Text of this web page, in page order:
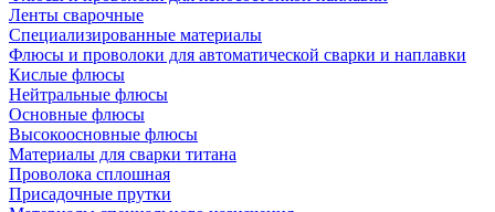
Ленты сварочные
Специализированные материалы
Флюсы и проволоки для автоматической сварки и наплавки
Кислые флюсы
Нейтральные флюсы
Основные флюсы
Высокоосновные флюсы
Материалы для сварки титана
Проволока сплошная
Присадочные прутки